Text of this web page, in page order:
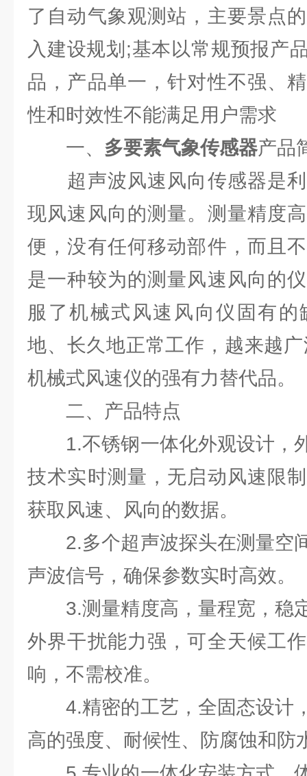
了自动气象观测站，主要景点
入建设规划;基本以常规预报产
品，产品单一，针对性不强、
性和时效性不能满足用户需求
一、 多要素气象传感器产品
超声波风速风向传感器是利
现风速风向的测量。测量精度
便，没有任何移动部件，而且
是一种较为的测量风速风向的
服了机械式风速风向仪固有
地、长久地正常工作，越来越
机械式风速仪的强有力替代品。
二、产品特点
1.不锈钢一体化外观设计，
技术实时测量，无启动风速限
获取风速、风向的数据。
2.多个超声波探头在测量空
声波信号，确保参数实时高效。
3.测量精度高，量程宽，稳
外界干扰能力强，可全天候工
响，不需校准。
4.精密的工艺，全固态设计
高的强度、耐候性、防腐蚀和防